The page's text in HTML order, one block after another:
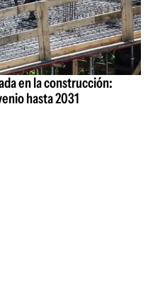
en la construcción:
hasta 2031